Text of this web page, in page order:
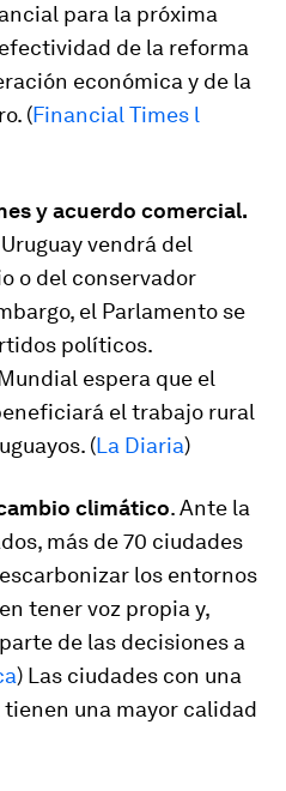
para la próxima
de la reforma
económica y de la
(Financial Times l
y acuerdo comercial.
vendrá del
o del conservador
el Parlamento se
políticos.
espera que el
el trabajo rural
(La Diaria)
climático. Ante la
más de 70 ciudades
los entornos
tener voz propia y,
de las decisiones a
) Las ciudades con una
una mayor calidad